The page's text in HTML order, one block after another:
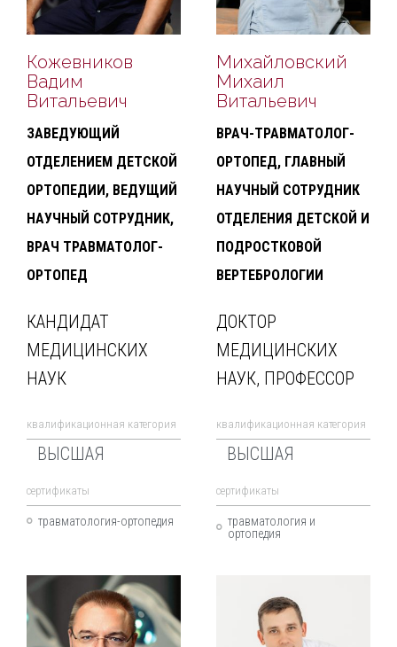
Кожевников
Вадим
Витальевич
ЗАВЕДУЮЩИЙ
ОТДЕЛЕНИЕМ ДЕТСКОЙ
ОРТОПЕДИИ, ВЕДУЩИЙ
НАУЧНЫЙ СОТРУДНИК,
ВРАЧ ТРАВМАТОЛОГ-
ОРТОПЕД
КАНДИДАТ
МЕДИЦИНСКИХ
НАУК
квалификационная категория
ВЫСШАЯ
cертификаты
травматология-ортопедия
Михайловский
Михаил
Витальевич
ВРАЧ-ТРАВМАТОЛОГ-
ОРТОПЕД, ГЛАВНЫЙ
НАУЧНЫЙ СОТРУДНИК
ОТДЕЛЕНИЯ ДЕТСКОЙ И
ПОДРОСТКОВОЙ
ВЕРТЕБРОЛОГИИ
ДОКТОР
МЕДИЦИНСКИХ
НАУК, ПРОФЕССОР
квалификационная категория
ВЫСШАЯ
cертификаты
травматология и
ортопедия